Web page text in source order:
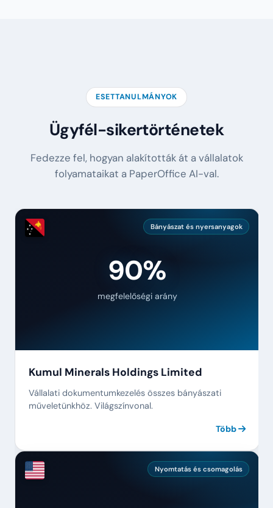
ESETTANULMÁNYOK
Ügyfél-sikertörténetek
Fedezze fel, hogyan alakították át a vállalatok
folyamataikat a PaperOffice AI-val.
Bányászat és nyersanyagok
90%
megfelelőségi arány
Kumul Minerals Holdings Limited
Vállalati dokumentumkezelés összes bányászati
műveletünkhöz. Világszínvonal.
Több
Nyomtatás és csomagolás